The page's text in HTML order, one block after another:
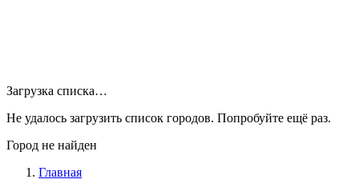
Загрузка списка…
Не удалось загрузить список городов. Попробуйте ещё раз.
Город не найден
Главная